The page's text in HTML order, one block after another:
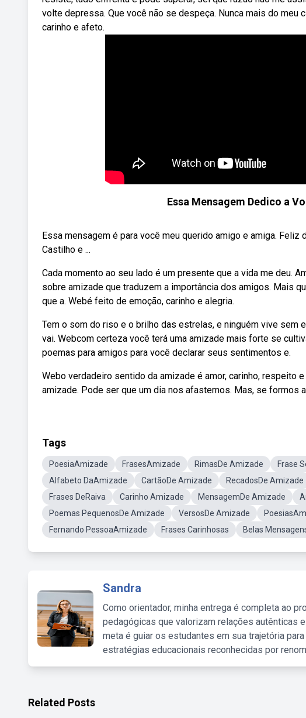
volte depressa. Que você não se despeça. Nunca mais do meu
carinho e afeto.
Essa Mensagem Dedico a
Essa mensagem é para você meu querido amigo e amiga.
Castilho e ...
Cada momento ao seu lado é um presente que a vida me deu.
sobre amizade que traduzem a importância dos amigos. Mais
que a. Webé feito de emoção, carinho e alegria.
Tem o som do riso e o brilho das estrelas, e ninguém vive sem
vai. Webcom certeza você terá uma amizade mais forte se
poemas para amigos para você declarar seus sentimentos e.
Webo verdadeiro sentido da amizade é amor, carinho, respeito
amizade. Pode ser que um dia nos afastemos. Mas, se formos
Tags
PoesiaAmizade FrasesAmizade RimasDe Amizade Frase
Alfabeto DaAmizade
CartãoDe Amizade RecadosDe Amizade
Frases DeRaiva
Carinho Amizade MensagemDe Amizade
Poemas PequenosDe Amizade
VersosDe Amizade
Fernando PessoaAmizade
Frases Carinhosas Belas
Sandra
Como orientador, minha entrega é completa ao
pedagógicas que valorizam relações autênticas
meta é guiar os estudantes em sua trajetória
estratégias educacionais reconhecidas por
Related Posts